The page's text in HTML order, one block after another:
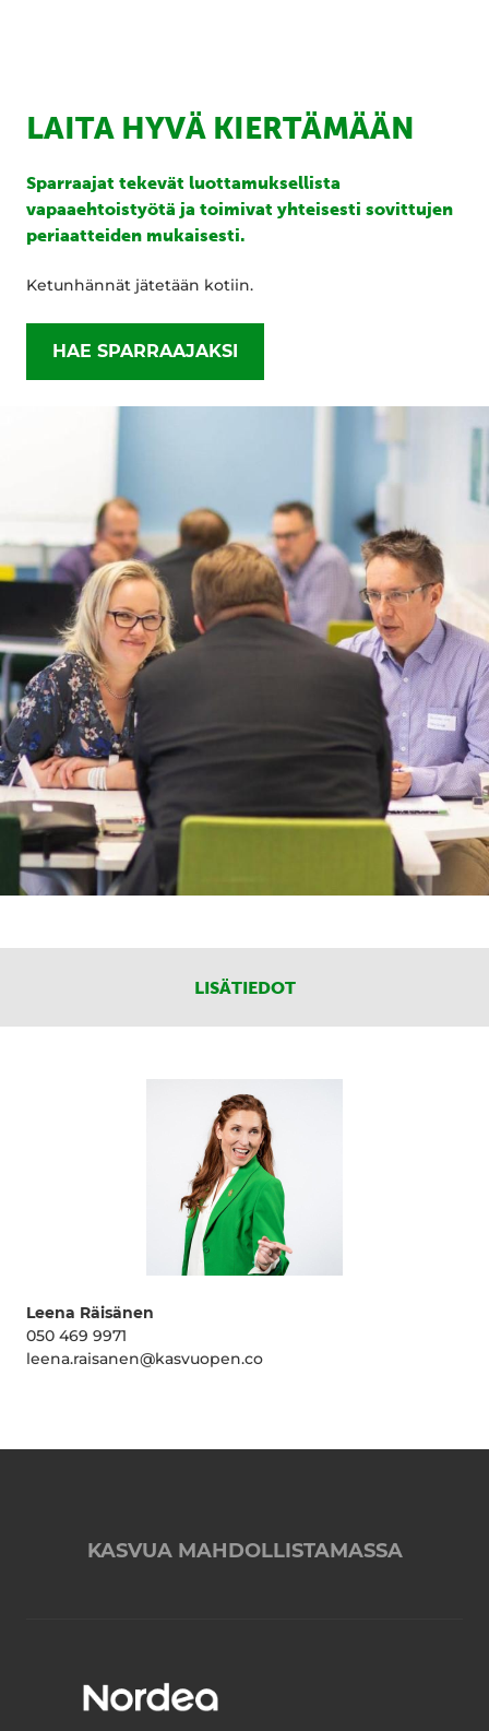
LAITA HYVÄ KIERTÄMÄÄN
Sparraajat tekevät luottamuksellista
vapaaehtoistyötä ja toimivat yhteisesti sovittujen
periaatteiden mukaisesti.
Ketunhännät jätetään kotiin.
HAE SPARRAAJAKSI
LISÄTIEDOT
Leena Räisänen
050 469 9971
leena.raisanen@kasvuopen.co
KASVUA MAHDOLLISTAMASSA